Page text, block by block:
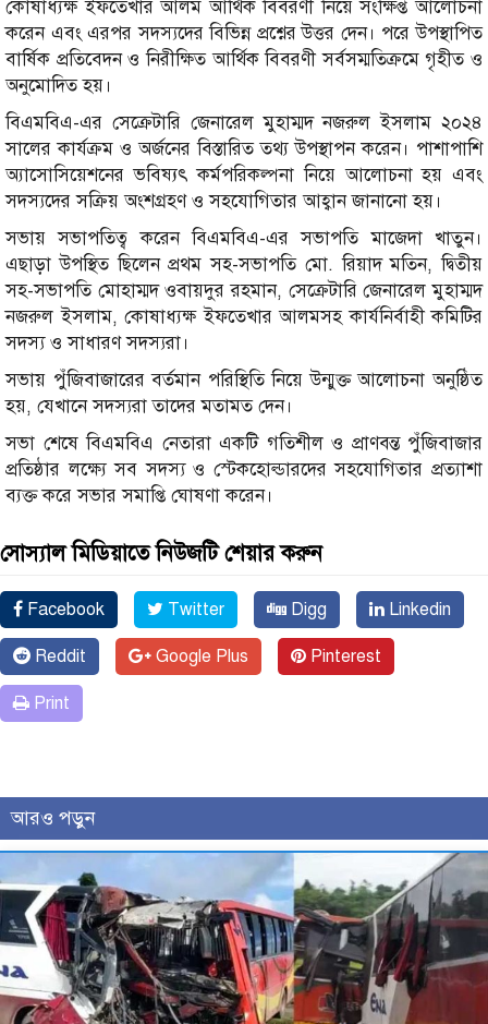
কোষাধ্যক্ষ ইফতেখার আলম আর্থিক বিবরণী নিয়ে সংক্ষিপ্ত আলোচনা
করেন এবং এরপর সদস্যদের বিভিন্ন প্রশ্নের উত্তর দেন। পরে উপস্থাপিত
বার্ষিক প্রতিবেদন ও নিরীক্ষিত আর্থিক বিবরণী সর্বসম্মতিক্রমে গৃহীত ও
অনুমোদিত হয়।
বিএমবিএ-এর সেক্রেটারি জেনারেল মুহাম্মদ নজরুল ইসলাম ২০২৪
সালের কার্যক্রম ও অর্জনের বিস্তারিত তথ্য উপস্থাপন করেন। পাশাপাশি
অ্যাসোসিয়েশনের ভবিষ্যৎ কর্মপরিকল্পনা নিয়ে আলোচনা হয় এবং
সদস্যদের সক্রিয় অংশগ্রহণ ও সহযোগিতার আহ্বান জানানো হয়।
সভায় সভাপতিত্ব করেন বিএমবিএ-এর সভাপতি মাজেদা খাতুন।
এছাড়া উপস্থিত ছিলেন প্রথম সহ-সভাপতি মো. রিয়াদ মতিন, দ্বিতীয়
সহ-সভাপতি মোহাম্মদ ওবায়দুর রহমান, সেক্রেটারি জেনারেল মুহাম্মদ
নজরুল ইসলাম, কোষাধ্যক্ষ ইফতেখার আলমসহ কার্যনির্বাহী কমিটির
সদস্য ও সাধারণ সদস্যরা।
সভায় পুঁজিবাজারের বর্তমান পরিস্থিতি নিয়ে উন্মুক্ত আলোচনা অনুষ্ঠিত
হয়, যেখানে সদস্যরা তাদের মতামত দেন।
সভা শেষে বিএমবিএ নেতারা একটি গতিশীল ও প্রাণবন্ত পুঁজিবাজার
প্রতিষ্ঠার লক্ষ্যে সব সদস্য ও স্টেকহোল্ডারদের সহযোগিতার প্রত্যাশা
ব্যক্ত করে সভার সমাপ্তি ঘোষণা করেন।
সোস্যাল মিডিয়াতে নিউজটি শেয়ার করুন
Facebook Twitter Digg Linkedin
Reddit Google Plus Pinterest
Print
আরও পড়ুন